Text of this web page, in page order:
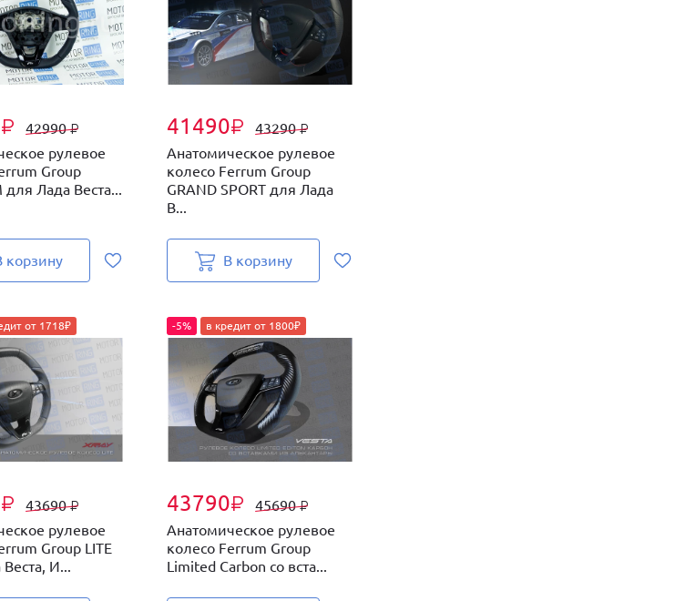
₽ 42990₽
рулевое
Group
для Лада Веста...
корзину
41490₽ 43290₽
Анатомическое рулевое
колесо Ferrum Group
GRAND SPORT для Лада
В...
В корзину
₽ 43690₽
от 1718₽
рулевое
Group LITE
И...
43790₽ 45690₽
-5% в кредит от 1800₽
Анатомическое рулевое
колесо Ferrum Group
Limited Carbon со вста...